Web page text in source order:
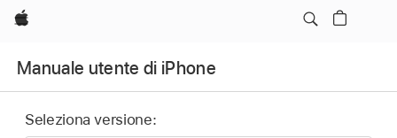
Apple
Manuale utente di iPhone
Seleziona versione: